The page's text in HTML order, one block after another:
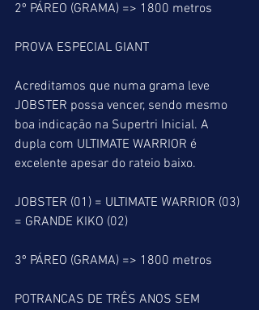
2º PÁREO (GRAMA) => 1800 metros
PROVA ESPECIAL GIANT
Acreditamos que numa grama leve
JOBSTER possa vencer, sendo mesmo
boa indicação na Supertri Inicial. A
dupla com ULTIMATE WARRIOR é
excelente apesar do rateio baixo.
JOBSTER (01) = ULTIMATE WARRIOR (03)
= GRANDE KIKO (02)
3º PÁREO (GRAMA) => 1800 metros
POTRANCAS DE TRÊS ANOS SEM